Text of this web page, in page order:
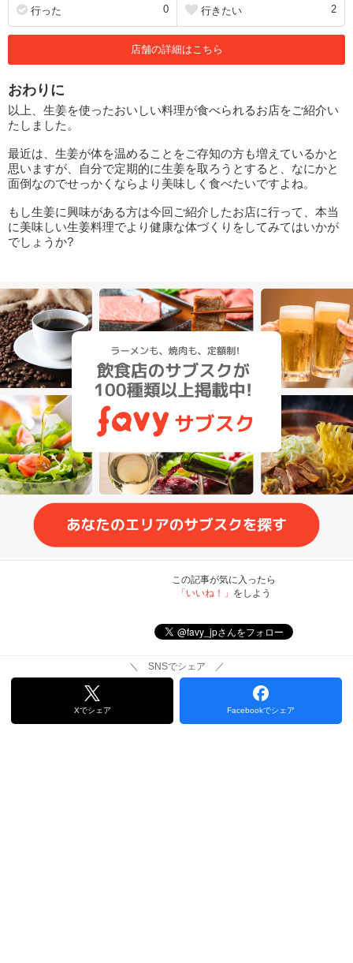
行った 0 行きたい 2
店舗の詳細はこちら
おわりに
以上、生姜を使ったおいしい料理が食べられるお店をご紹介い
たしました。
最近は、生姜が体を温めることをご存知の方も増えているかと
思いますが、自分で定期的に生姜を取ろうとすると、なにかと
面倒なのでせっかくならより美味しく食べたいですよね。
もし生姜に興味がある方は今回ご紹介したお店に行って、本当
に美味しい生姜料理でより健康な体づくりをしてみてはいかが
でしょうか?
この記事が気に入ったら
「いいね！」 をしよう
＼ SNSでシェア ／
Xでシェア Facebookでシェア